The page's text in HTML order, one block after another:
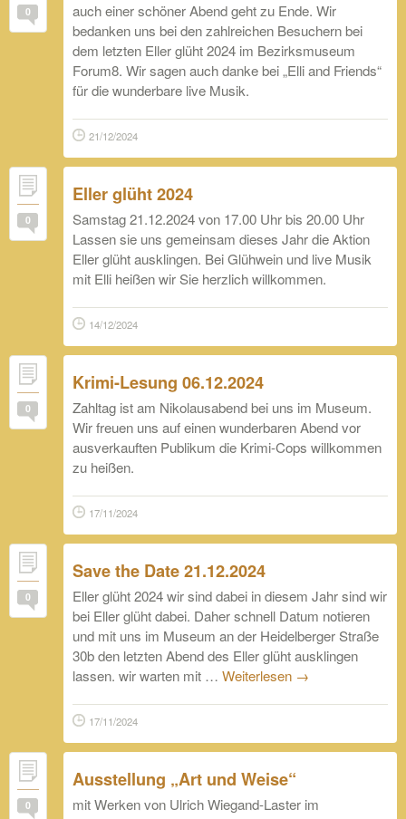
0
auch einer schöner Abend geht zu Ende. Wir
bedanken uns bei den zahlreichen Besuchern bei
dem letzten Eller glüht 2024 im Bezirksmuseum
Forum8. Wir sagen auch danke bei „Elli and Friends“
für die wunderbare live Musik.
21/12/2024
0
Eller glüht 2024
Samstag 21.12.2024 von 17.00 Uhr bis 20.00 Uhr
Lassen sie uns gemeinsam dieses Jahr die Aktion
Eller glüht ausklingen. Bei Glühwein und live Musik
mit Elli heißen wir Sie herzlich willkommen.
14/12/2024
0
Krimi-Lesung 06.12.2024
Zahltag ist am Nikolausabend bei uns im Museum.
Wir freuen uns auf einen wunderbaren Abend vor
ausverkauften Publikum die Krimi-Cops willkommen
zu heißen.
17/11/2024
0
Save the Date 21.12.2024
Eller glüht 2024 wir sind dabei in diesem Jahr sind wir
bei Eller glüht dabei. Daher schnell Datum notieren
und mit uns im Museum an der Heidelberger Straße
30b den letzten Abend des Eller glüht ausklingen
lassen. wir warten mit … Weiterlesen →
17/11/2024
0
Ausstellung „Art und Weise“
mit Werken von Ulrich Wiegand-Laster im